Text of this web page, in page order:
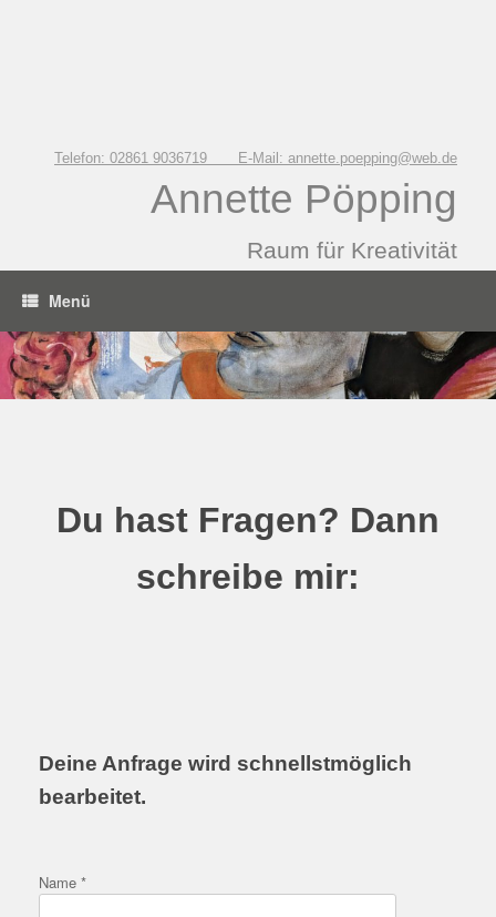
Telefon: 02861 9036719 E-Mail: annette.poepping@web.de
Annette Pöpping
Raum für Kreativität
Menü
Du hast Fragen? Dann
schreibe mir:
Deine Anfrage wird schnellstmöglich
bearbeitet.
Name *